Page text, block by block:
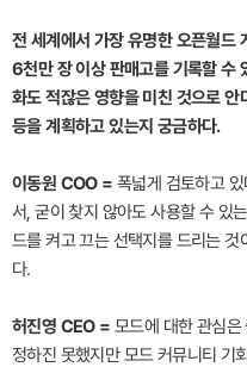
전 세계에서 가장 유명한 오픈월드
6천만 장 이상 판매고를 기록할 수
화도 적잖은 영향을 미친 것으로
등을 계획하고 있는지 궁금하다.
이동원 COO =폭넓게 검토하고
서, 굳이 찾지 않아도 사용할 수 있
드를 켜고 끄는 선택지를 드리는
다.
허진영 CEO =모드에 대한 관심
정하진 못했지만 모드 커뮤니티 기